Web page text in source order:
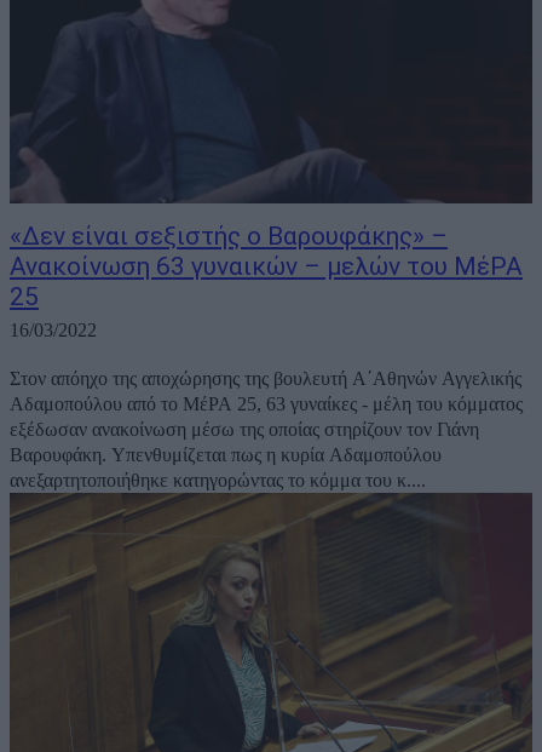
«Δεν είναι σεξιστής ο Βαρουφάκης» –
Ανακοίνωση 63 γυναικών – μελών του ΜέΡΑ
25
16/03/2022
Στον απόηχο της αποχώρησης της βουλευτή Α΄Αθηνών Αγγελικής
Αδαμοπούλου από το ΜέΡΑ 25, 63 γυναίκες - μέλη του κόμματος
εξέδωσαν ανακοίνωση μέσω της οποίας στηρίζουν τον Γιάνη
Βαρουφάκη. Υπενθυμίζεται πως η κυρία Αδαμοπούλου
ανεξαρτητοποιήθηκε κατηγορώντας το κόμμα του κ....